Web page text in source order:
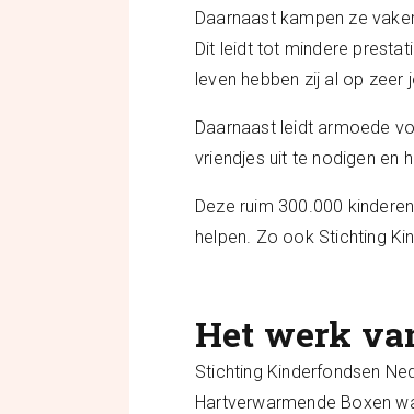
Daarnaast kampen ze
Dit leidt tot mindere
leven hebben zij al op zeer
Daarnaast leidt armoede
vriendjes uit te nodigen en
Deze ruim 300.000
helpen. Zo ook Stichting
Het werk
Stichting Kinderfondsen
Hartverwarmende Boxen